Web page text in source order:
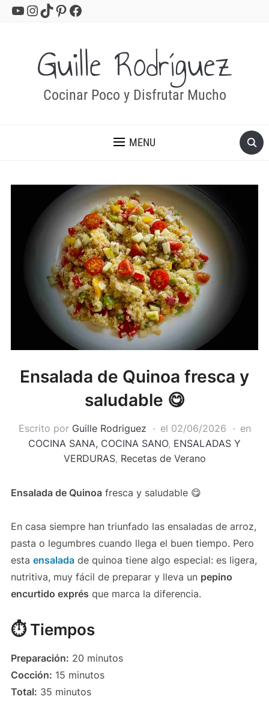
YouTube
Instagram
TikTok
Pinterest
Facebook
Guille Rodríguez
Cocinar Poco y Disfrutar Mucho
MENU
Ensalada de Quinoa fresca y
saludable 😋
Escrito por Guille Rodriguez el 02/06/2026
en
COCINA SANA, COCINA SANO, ENSALADAS Y
VERDURAS, Recetas de Verano
Ensalada de Quinoafresca y saludable 😋
En casa siempre han triunfado las ensaladas de arroz,
pasta o legumbres cuando llega el buen tiempo. Pero
esta ensaladade quinoa tiene algo especial: es ligera,
nutritiva, muy fácil de preparar y lleva un pepino
encurtido exprés que marca la diferencia.
⏱️ Tiempos
Preparación: 20 minutos
Cocción: 15 minutos
Total: 35 minutos